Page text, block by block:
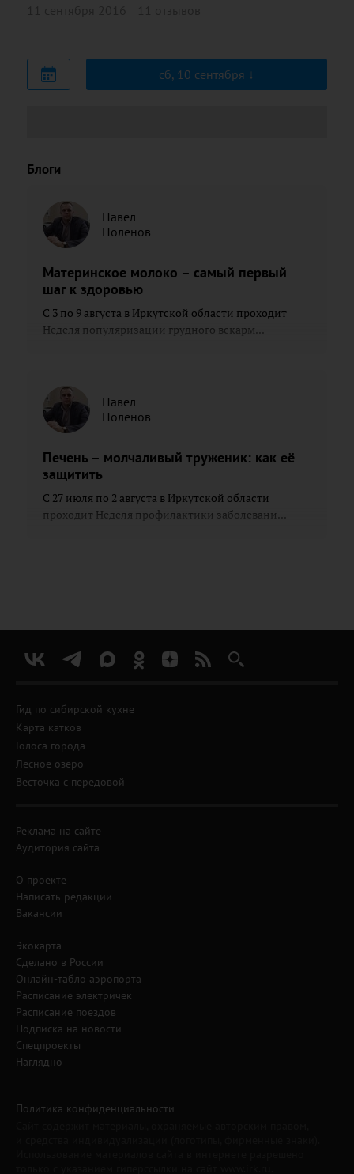
сб, 10 сентября
Блоги
Павел
Поленов
Материнское молоко – самый первый
шаг к здоровью
С 3 по 9 августа в Иркутской области проходит
Неделя популяризации грудного вскарм...
Павел
Поленов
Печень – молчаливый труженик: как её
защитить
С 27 июля по 2 августа в Иркутской области
проходит Неделя профилактики заболевани...
Гид по сибирской кухне
Карта катков
Голоса города
Лесное озеро
Весточка с передовой
Реклама на сайте
Аудитория сайта
О проекте
Написать редакции
Вакансии
Экокарта
Сделано в России
Онлайн-табло аэропорта
Расписание электричек
Расписание поездов
Подписка на новости
Спецпроекты
Наглядно
Политика конфиденциальности